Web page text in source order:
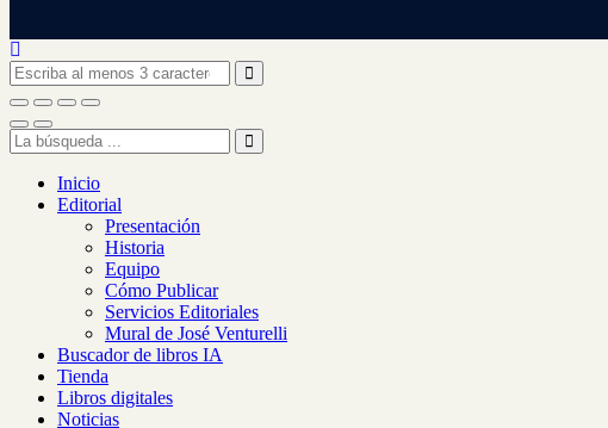
Inicio
Editorial
Presentación
Historia
Equipo
Cómo Publicar
Servicios Editoriales
Mural de José Venturelli
Buscador de libros IA
Tienda
Libros digitales
Noticias